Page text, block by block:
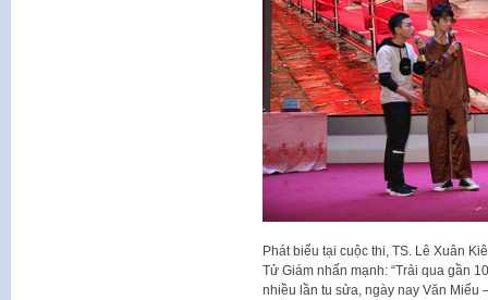
Phát biểu tại cuộc thi, TS. Lê Xuân
Tử Giám nhấn mạnh: “Trải qua gần
nhiều lần tu sửa, ngày nay Văn Miếu